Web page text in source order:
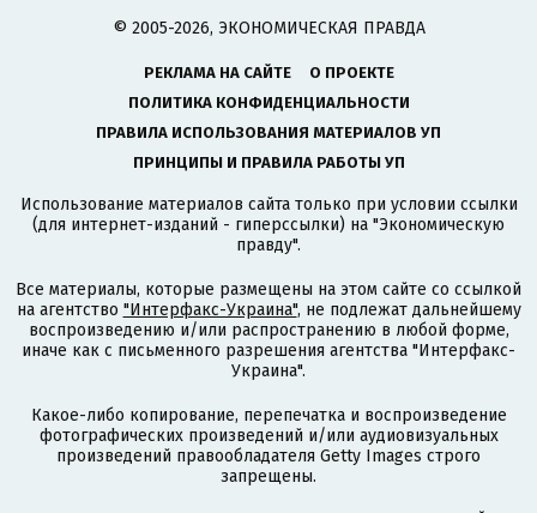
© 2005-2026, ЭКОНОМИЧЕСКАЯ ПРАВДА
РЕКЛАМА НА САЙТЕ
О ПРОЕКТЕ
ПОЛИТИКА КОНФИДЕНЦИАЛЬНОСТИ
ПРАВИЛА ИСПОЛЬЗОВАНИЯ МАТЕРИАЛОВ УП
ПРИНЦИПЫ И ПРАВИЛА РАБОТЫ УП
Использование материалов сайта только при условии ссылки
(для интернет-изданий - гиперссылки) на "Экономическую
правду".
Все материалы, которые размещены на этом сайте со ссылкой
на агентство "Интерфакс-Украина", не подлежат дальнейшему
воспроизведению и/или распространению в любой форме,
иначе как с письменного разрешения агентства "Интерфакс-
Украина".
Какое-либо копирование, перепечатка и воспроизведение
фотографических произведений и/или аудиовизуальных
произведений правообладателя Getty Images строго
запрещены.